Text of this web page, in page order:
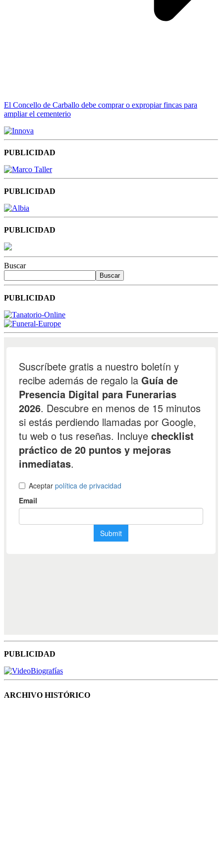
El Concello de Carballo debe comprar o expropiar fincas para
ampliar el cementerio
PUBLICIDAD
PUBLICIDAD
PUBLICIDAD
Buscar
Buscar
PUBLICIDAD
PUBLICIDAD
ARCHIVO HISTÓRICO